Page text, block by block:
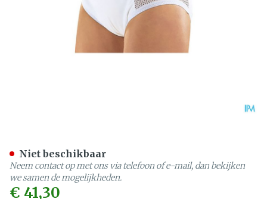
€ 41,30
Niet beschikbaar
Neem contact op met ons via telefoon of e-mail, dan bekijken
we samen de mogelijkheden.